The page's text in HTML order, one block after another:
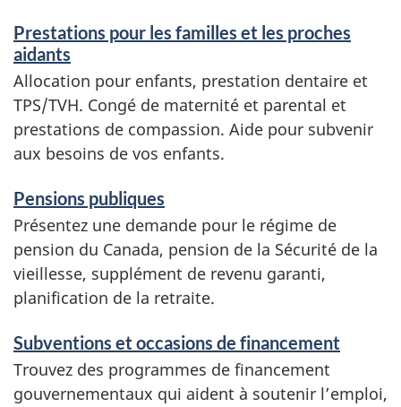
Prestations pour les familles et les proches
aidants
Allocation pour enfants, prestation dentaire et
TPS/TVH. Congé de maternité et parental et
prestations de compassion. Aide pour subvenir
aux besoins de vos enfants.
Pensions publiques
Présentez une demande pour le régime de
pension du Canada, pension de la Sécurité de la
vieillesse, supplément de revenu garanti,
planification de la retraite.
Subventions et occasions de financement
Trouvez des programmes de financement
gouvernementaux qui aident à soutenir l’emploi,